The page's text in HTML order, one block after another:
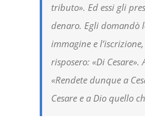
tributo». Ed essi gli
denaro. Egli domandò
immagine e
risposero: «Di Cesare».
«Rendete dunque a
Cesare e a Dio quello